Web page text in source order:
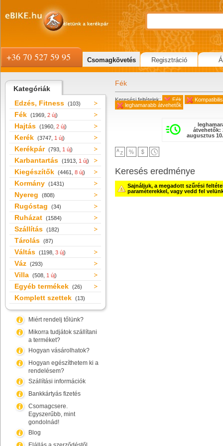
Kategóriák
Edzés, Fitness (103)
Fék (1969, 2 új)
Hajtás (1960, 2 új)
Kerék (3747, 1 új)
Kerékpár (793, 1 új)
Karbantartás (1913, 1 új)
Kiegészítők (4461, 8 új)
Kormány (1431)
Nyereg (808)
Rugóstag (34)
Ruházat (1584)
Szállítás (182)
Tárolás (87)
Váltás (1198, 3 új)
Váz (293)
Villa (508, 1 új)
Egyéb termékek (26)
Komplett szettek (13)
Miért rendelj tőlünk?
Mikorra tudjátok szállítani
a terméket?
Hogyan vásárolhatok?
Hogyan egészíthetem ki a
rendelésem?
Szállítási információk
Bankkártyás fizetés
Csomagcsere.
Egyszerűbb, mint
gondolnád!
Blog
Fék
Keresési feltételek: Fék
leghamarabb átvehetők
átvehetők:
augusztus
Keresés eredménye
Sajnáljuk, a megadott szűrési
paraméterekkel, vagy vedd fel
+36 70 527 59 95 Csomagkövetés Regisztráció